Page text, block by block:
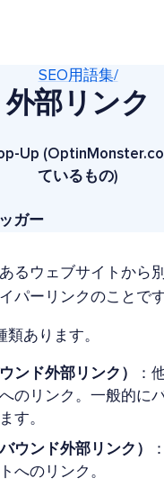
Up
ているもの)
SEO用語集/
外部リンク
ガー
るウェブサイトから
パーリンクのことです
あります。
ンド外部リンク）
：
のリンク。一般的に
す。
ウンド外部リンク）
へのリンク。